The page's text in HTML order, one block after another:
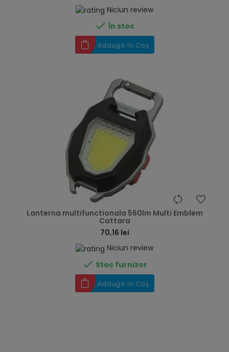
Niciun review
 În stoc
Adaugă în Coș
Lanterna multifunctionala 560lm Multi Emblem
Cattara
70,16 lei
Niciun review
 Stoc furnizor
Adaugă în Coș